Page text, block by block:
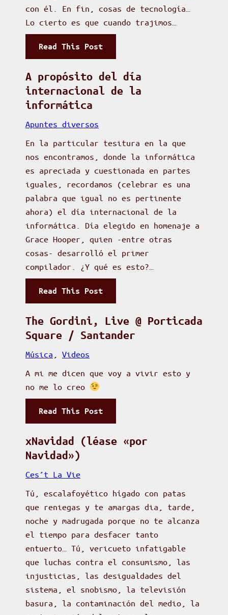
v
e
n
i
o
r
e
n
…
con él. En fin, cosas de tecnología…
Lo cierto es que cuando trajimos…
Read This Post:
D
e
i
l
i
t
r
e
l
a
s
i
s
n
d
o
g
n
e
l
X
i
a
o
m
i
A propósito del día
internacional de la
informática
Apuntes diversos
En la particular tesitura en la que
nos encontramos, donde la informática
es apreciada y cuestionada en partes
iguales, recordamos (celebrar es una
palabra que igual no es pertinente
ahora) el día internacional de la
informática. Día elegido en homenaje a
Grace Hooper, quien -entre otras
cosas- desarrolló el primer
compilador. ¿Y qué es esto?…
Read This Post:
A
p
r
ó
i
t
d
í
a
i
n
t
e
r
n
a
The Gordini, Live @ Porticada
Square / Santander
Música
Videos
A mi me dicen que voy a vivir esto y
no me lo creo
Read This Post:
T
h
r
d
i
n
i
,
L
i
v
xNavidad (léase «por
Navidad»)
Ces’t La Vie
Tú, escalafoyético hígado con patas
que reniegas y te amargas dia, tarde,
noche y madrugada porque no te alcanza
el tiempo para desfacer tanto
entuerto… Tú, vericueto infatigable
que luchas contra el consumismo, las
injusticias, las desigualdades del
sistema, el snobismo, la televisión
basura, la contaminación del medio, la